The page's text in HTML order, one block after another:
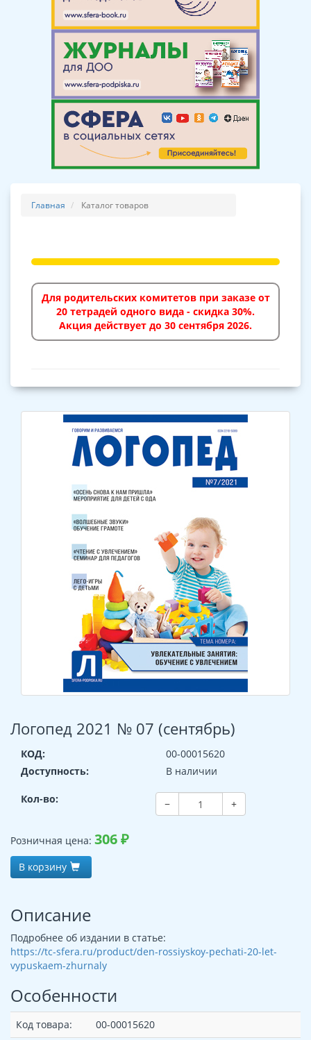
Главная Каталог товаров
Для родительских комитетов при заказе от
20 тетрадей одного вида - скидка 30%.
Акция действует до 30 сентября 2026.
Логопед 2021 № 07 (сентябрь)
КОД:
00-00015620
Доступность:
В наличии
Кол-во: − +
Розничная цена: 306₽
В корзину
Описание
Подробнее об издании в статье:
https://tc-sfera.ru/product/den-rossiyskoy-pechati-20-let-
vypuskaem-zhurnaly
Особенности
Код товара:
00-00015620